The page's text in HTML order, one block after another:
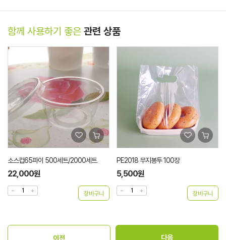
함께 사용하기 좋은 관련 상품
소스컵65파이 500세트/2000세트
22,000원
PE2018 무지봉투 100장
5,500원